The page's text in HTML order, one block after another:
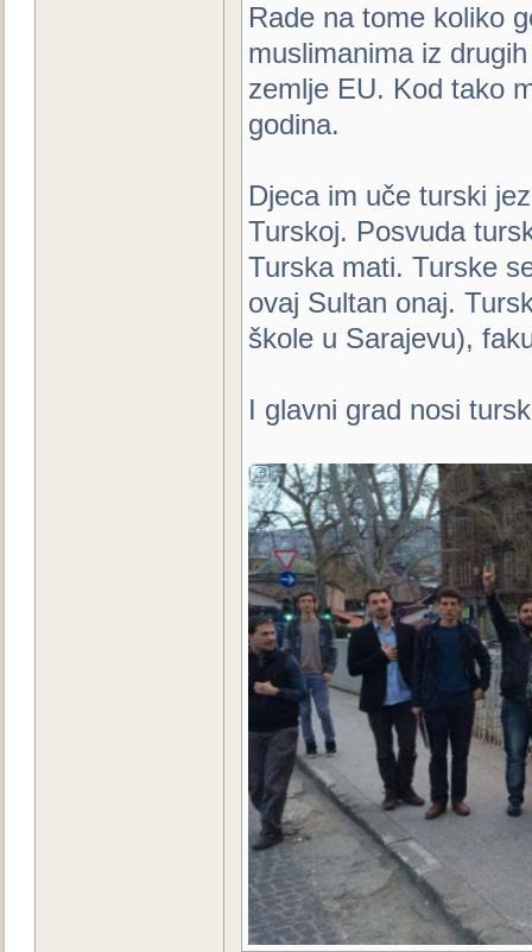
Rade na tome koliko
muslimanima iz
zemlje EU. Kod tako
godina.
Djeca im uče turski
Turskoj. Posvuda
Turska mati. Turske
ovaj Sultan onaj.
škole u Sarajevu),
I glavni grad nosi